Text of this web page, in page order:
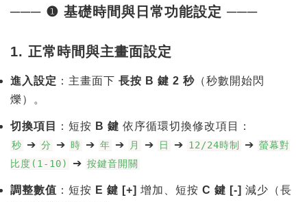
─── ❶ 基礎時間與日常功能設定 ───
1. 正常時間與主畫面設定
進入設定 ：主畫面下 長按 B 鍵 2 秒 （秒數開始閃
爍）。
切換項目 ：短按 B 鍵 依序循環切換修改項目：
秒 ➔ 分 ➔ 時 ➔ 年 ➔ 月 ➔ 日 ➔ 12/24時制 ➔ 螢幕對
比度(1-10)
➔ 按鍵音開關
調整數值 ：短按 E 鍵 [+] 增加、短按 C 鍵 [-] 減少（長